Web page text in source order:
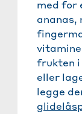
med for
ananas,
frukten i
eller
legge